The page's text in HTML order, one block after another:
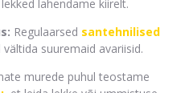
lahendame kiirelt.
Regulaarsed santehnilised
suuremaid avariisid.
murede puhul teostame